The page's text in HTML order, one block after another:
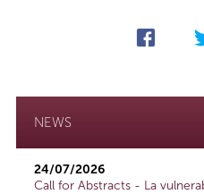
NEWS
24/07/2026
Call for Abstracts - La